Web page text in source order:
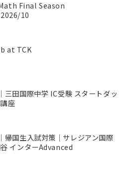
Final Season
10
at TCK
三田国際中学 IC受験 スタートダッ
座
帰国生入試対策｜サレジアン国際
インターAdvanced